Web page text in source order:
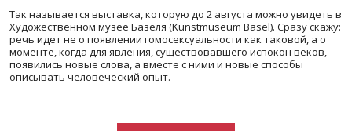
Так называется выставка, которую до 2 августа можно увидеть в
Художественном музее Базеля (Kunstmuseum Basel). Сразу скажу:
речь идет не о появлении гомосексуальности как таковой, а о
моменте, когда для явления, существовавшего испокон веков,
появились новые слова, а вместе с ними и новые способы
описывать человеческий опыт.